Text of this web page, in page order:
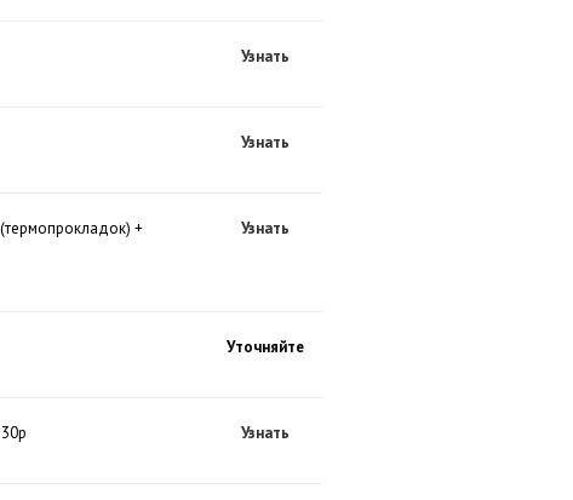
Узнать
Узнать
+
Узнать
Уточняйте
Узнать